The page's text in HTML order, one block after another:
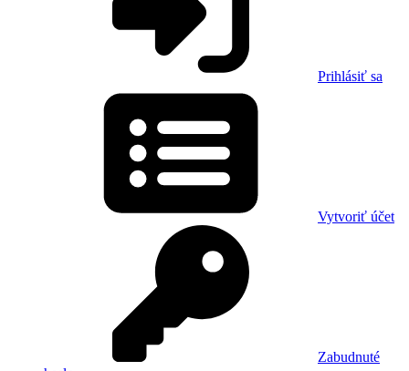
Prihlásiť sa
Vytvoriť účet
Zabudnuté